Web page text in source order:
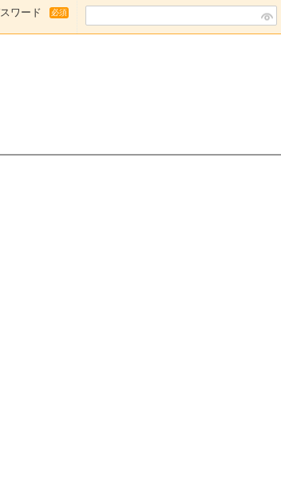
ワード 必須